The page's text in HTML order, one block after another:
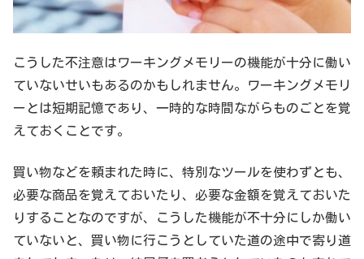
こうした不注意はワーキングメモリーの機能が十分に働い
ていないせいもあるのかもしれません。ワーキングメモリ
ーとは短期記憶であり、一時的な時間ながらものごとを覚
えておくことです。
買い物などを頼まれた時に、特別なツールを使わずとも、
必要な商品を覚えておいたり、必要な金額を覚えておいた
りすることなのですが、こうした機能が不十分にしか働い
ていないと、買い物に行こうとしていた道の途中で寄り道